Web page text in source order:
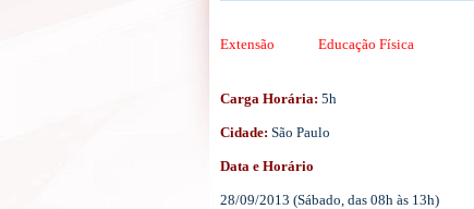
Extensão Educação Física
Carga Horária: 5h
Cidade: São Paulo
Data e Horário
28/09/2013 (Sábado, das 08h às 13h)